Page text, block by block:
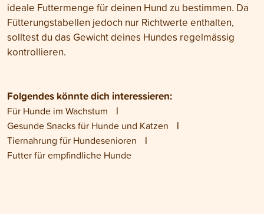
ideale Futtermenge für deinen Hund zu bestimmen. Da
Fütterungstabellen jedoch nur Richtwerte enthalten,
solltest du das Gewicht deines Hundes regelmässig
kontrollieren.
Folgendes könnte dich interessieren:
Für Hunde im Wachstum
Gesunde Snacks für Hunde und Katzen
Tiernahrung für Hundesenioren
Futter für empfindliche Hunde